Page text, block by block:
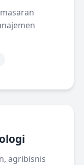
agribisnis